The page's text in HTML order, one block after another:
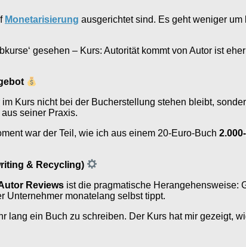
Monetarisierung ausgerichtet sind. Es geht weniger
gesehen – Kurs: Autorität kommt von Autor ist
im Kurs nicht bei der Bucherstellung stehen bleibt,
seiner Praxis.
war der Teil, wie ich aus einem 20-Euro-Buch
& Recycling)
Reviews ist die pragmatische Herangehensweise:
Unternehmer monatelang selbst tippt.
lang ein Buch zu schreiben. Der Kurs hat mir gezeigt,